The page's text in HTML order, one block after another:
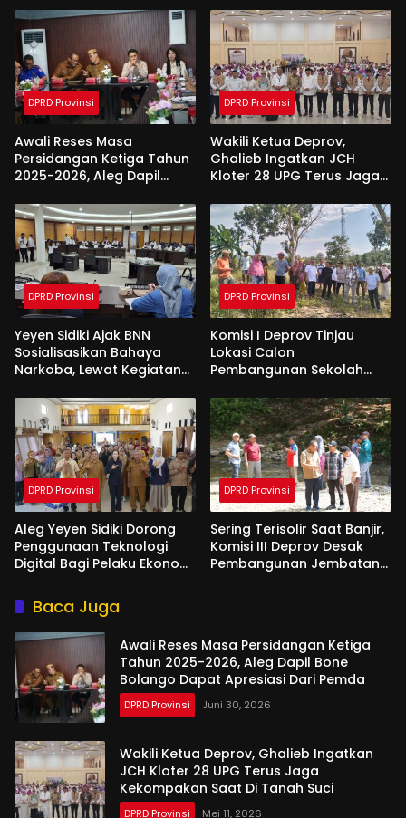
DPRD Provinsi
Awali Reses Masa
Persidangan Ketiga Tahun
2025-2026, Aleg Dapil
Apresiasi Dari Pemda
DPRD Provinsi
Wakili Ketua Deprov,
Ghalieb Ingatkan JCH
Kloter 28 UPG Terus Jaga
Tanah Suci
DPRD Provinsi
Yeyen Sidiki Ajak BNN
Sosialisasikan Bahaya
Narkoba, Lewat Kegiatan
DPRD Provinsi
Komisi I Deprov Tinjau
Lokasi Calon
Pembangunan Sekolah
DPRD Provinsi
Aleg Yeyen Sidiki Dorong
Penggunaan Teknologi
Digital Bagi Pelaku Ekonomi
DPRD Provinsi
Sering Terisolir Saat Banjir,
Komisi III Deprov Desak
Pembangunan Jembatan
Baca Juga
Awali Reses Masa Persidangan Ketiga
Tahun 2025-2026, Aleg Dapil Bone
Bolango Dapat Apresiasi Dari Pemda
DPRD Provinsi Juni 30, 2026
Wakili Ketua Deprov, Ghalieb Ingatkan
JCH Kloter 28 UPG Terus Jaga
Kekompakan Saat Di Tanah Suci
DPRD Provinsi Mei 11, 2026